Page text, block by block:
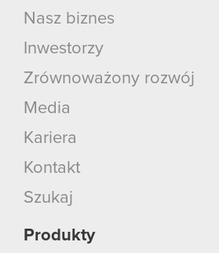
Nasz biznes
Inwestorzy
Zrównoważony rozwój
Media
Kariera
Kontakt
Szukaj
Produkty